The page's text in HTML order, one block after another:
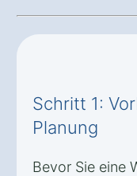
Schritt 1:
Planung
Bevor Sie eine